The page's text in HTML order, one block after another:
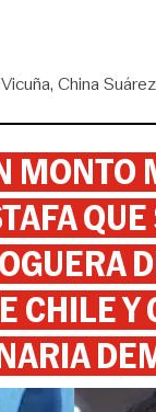
China Suárez
MONTO
CHILE Y